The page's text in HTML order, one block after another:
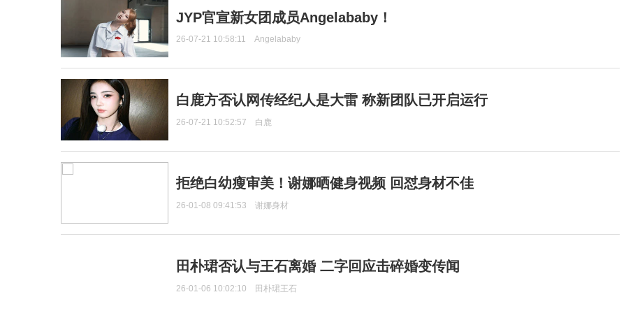
JYP官宣新女团成员Angelababy！
26-07-21 10:58:11 Angelababy
白鹿方否认网传经纪人是大雷 称新团队已开启运行
26-07-21 10:52:57 白鹿
拒绝白幼瘦审美！谢娜晒健身视频 回怼身材不佳
26-01-08 09:41:53 谢娜身材
田朴珺否认与王石离婚 二字回应击碎婚变传闻
26-01-06 10:02:10 田朴珺王石